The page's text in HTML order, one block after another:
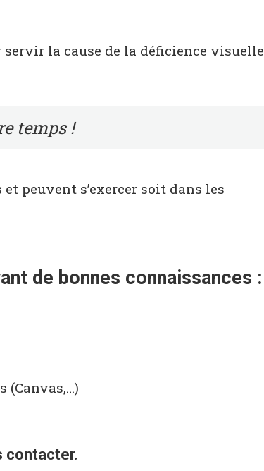
la cause de la déficience visuelle
temps !
peuvent s’exercer soit dans les
de bonnes connaissances :
(Canvas,…)
contacter.